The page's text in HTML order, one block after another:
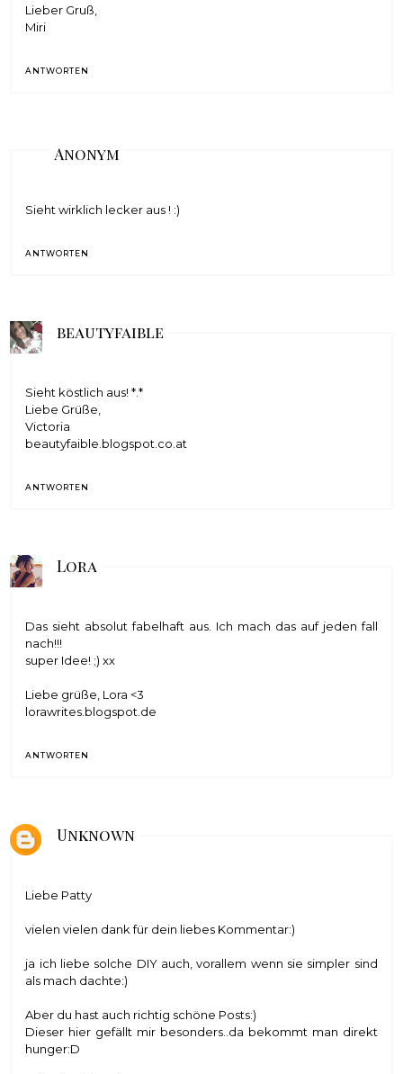
Lieber Gruß,
Miri
ANTWORTEN
Anonym
Sieht wirklich lecker aus ! :)
ANTWORTEN
beautyfaible
Sieht köstlich aus! *.*
Liebe Grüße,
Victoria
beautyfaible.blogspot.co.at
ANTWORTEN
Lora
Das sieht absolut fabelhaft aus. Ich mach das auf jeden fall
nach!!!
super Idee! ;) xx
Liebe grüße, Lora <3
lorawrites.blogspot.de
ANTWORTEN
Unknown
Liebe Patty
vielen vielen dank für dein liebes Kommentar:)
ja ich liebe solche DIY auch, vorallem wenn sie simpler sind
als mach dachte:)
Aber du hast auch richtig schöne Posts:)
Dieser hier gefällt mir besonders..da bekommt man direkt
hunger:D